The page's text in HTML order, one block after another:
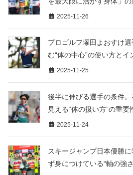
2025-11-26
プロゴルフ塚田よおすけ
む“体の中心”の使い方と
2025-11-25
後半に伸びる選手の条件
見える“体の扱い方”の重要
2025-11-24
スキージャンプ日本優勝
ず身につけている“軸の強